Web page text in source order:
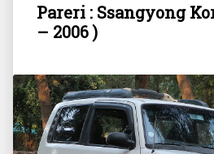
Pareri : Ssangyong
– 2006 )